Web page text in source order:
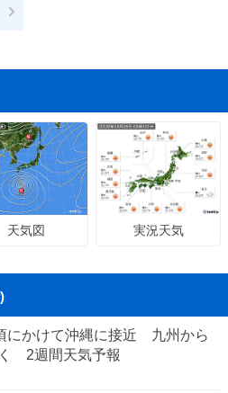
天気図 実況天気
にかけて沖縄に接近 九州から
2週間天気予報